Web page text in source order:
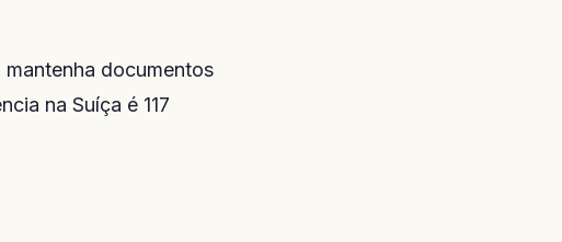
documentos
na Suíça é 117